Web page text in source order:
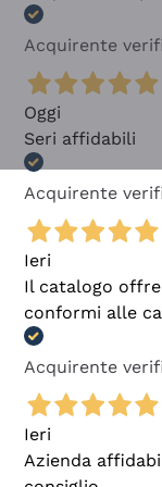
Acquirente
Oggi
Seri affidabili
Acquirente
Ieri
Il catalogo
conformi alle
Acquirente
Ieri
Azienda